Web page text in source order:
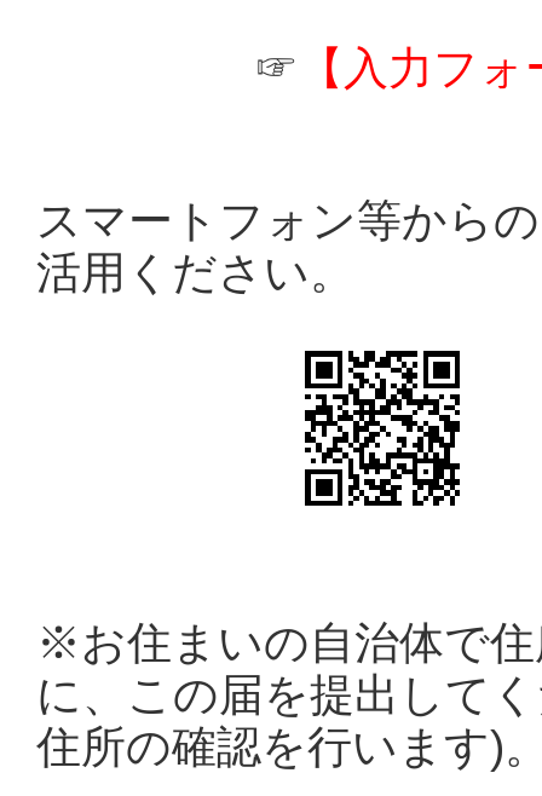
☞ 【入力フ
スマートフォン等から
活用ください。
※お住まいの自治体で
に、この届を提出して
住所の確認を行います)